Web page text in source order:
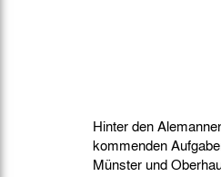
Hinter den
kommenden
Münster und